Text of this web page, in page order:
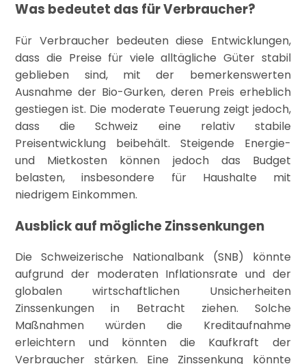
Was bedeutet das für Verbraucher?
Für Verbraucher bedeuten diese Entwicklungen,
dass die Preise für viele alltägliche Güter stabil
geblieben sind, mit der bemerkenswerten
Ausnahme der Bio-Gurken, deren Preis erheblich
gestiegen ist. Die moderate Teuerung zeigt jedoch,
dass die Schweiz eine relativ stabile
Preisentwicklung beibehält. Steigende Energie-
und Mietkosten können jedoch das Budget
belasten, insbesondere für Haushalte mit
niedrigem Einkommen.
Ausblick auf mögliche Zinssenkungen
Die Schweizerische Nationalbank (SNB) könnte
aufgrund der moderaten Inflationsrate und der
globalen wirtschaftlichen Unsicherheiten
Zinssenkungen in Betracht ziehen. Solche
Maßnahmen würden die Kreditaufnahme
erleichtern und könnten die Kaufkraft der
Verbraucher stärken. Eine Zinssenkung könnte